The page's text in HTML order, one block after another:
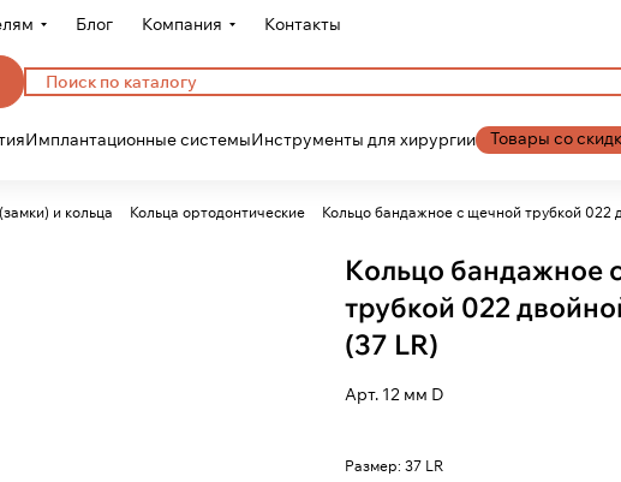
Блог Компания Контакты
Имплантационные системыИнструменты для хирургии Товары со
и кольца Кольца ортодонтические Кольцо бандажное с щечной трубкой 022
Кольцо бандажное
трубкой 022
(37 LR)
Арт. 12 мм D
Размер:37 LR